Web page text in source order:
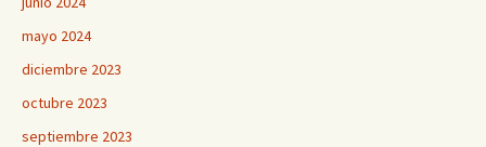
mayo 2024
diciembre 2023
octubre 2023
septiembre 2023